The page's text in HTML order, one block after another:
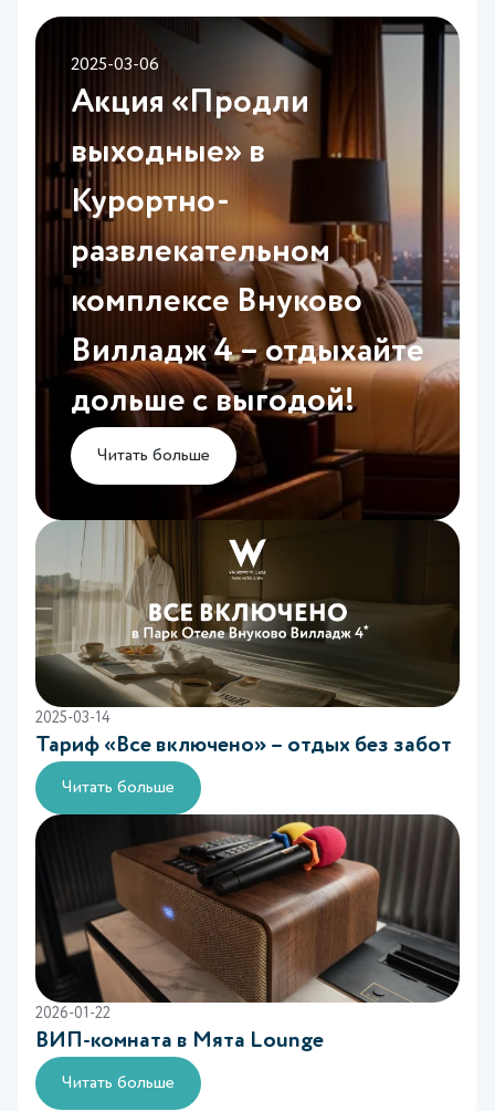
2025-03-06
Акция «Продли
выходные» в
Курортно-
развлекательном
комплексе Внуково
Вилладж 4 – отдыхайте
дольше с выгодой!
Читать больше
2025-03-14
Тариф «Все включено» – отдых без забот
Читать больше
2026-01-22
ВИП-комната в Mята Lounge
Читать больше